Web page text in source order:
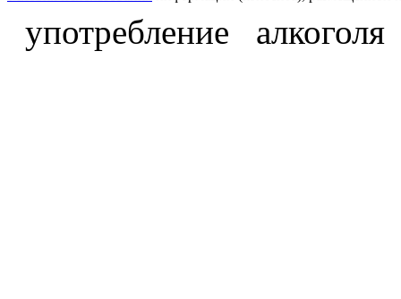
употребление